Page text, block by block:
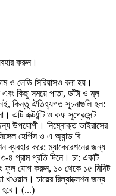
করুন।
ও লেডি সিরিয়াসও বলা হয়।
এবং কিছু সময়ে পাতা, ডাঁটা ও মূল
কিন্তু ঐতিহ্যগত সূচনাগুলি হল:
এটি এক্টর্যান্ট ও কফ সুপ্রেসেন্ট
উপযোগী। নিম্নোক্ত ভাইরাসের
হের্পিস ও এ অ্যান্ড বি
ব্যবহার করে; ম্যাকেরেশনের জন্য
৩-৪ গ্রাম প্রতি দিনে। চা: একটি
ফুল যোগ করুন, ১০ থেকে ১৫ মিনিট
চায়ের রিল্যাক্সেশন জন্য
হবে। (...)